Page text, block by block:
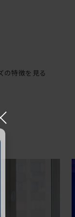
の特徴を見る